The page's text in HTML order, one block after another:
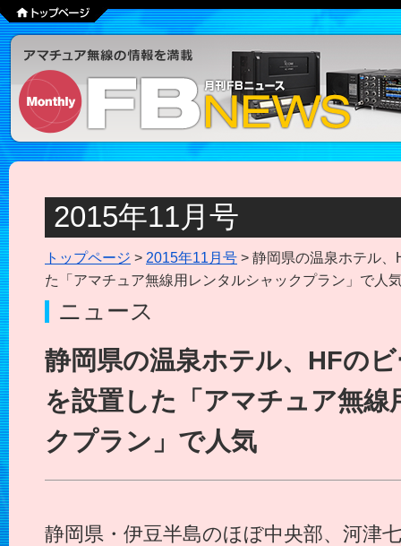
2015年11月号
トップページ > 2015年11月号 > 静岡県の温泉ホテル
た「アマチュア無線用レンタルシャックプラン」で人
ニュース
静岡県の温泉ホテル、HFの
を設置した「アマチュア無
クプラン」で人気
静岡県・伊豆半島のほぼ中央部、河津